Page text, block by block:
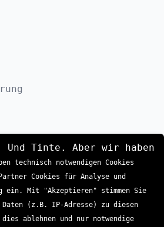
Und Tinte. Aber wir haben
technisch notwendigen Cookies
Cookies für Analyse und
ein. Mit "Akzeptieren" stimmen Sie
(z.B. IP-Adresse) zu diesen
dies ablehnen und nur notwendige